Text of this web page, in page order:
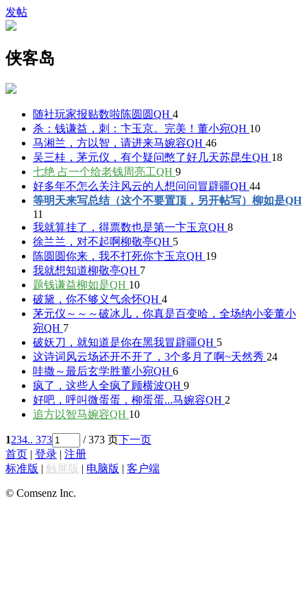
发帖
侠客岛
随社玩家报贴数啦陈圆圆QH 4
杀：钱谦益，刺：卞玉京。完美！ 董小宛QH 10
马湘兰，方以智，请进来马婉容QH 46
吴三桂，茅元仪，有个疑问憋了好几天苏昆生QH 18
七绝 占一个给老钱周亮工QH 9
好多年不怎么关注风云的人想问问 冒辟疆QH 44
等明天来写总结（这个不要置顶，另开帖写） 柳如是QH
11
我就算挂了，得票数也是第一卞玉京QH 8
徐兰兰，对不起啊柳敬亭QH 5
陈圆圆你来，我不打死你卞玉京QH 19
我就想知道柳敬亭QH 7
题钱谦益柳如是QH 10
破黛，你不够义气余怀QH 4
茅元仪～～～破冰儿，你真是百变哈，全场纳小妾董小
宛QH 7
破妖刀，就知道是你在黑我冒辟疆QH 5
这诗词风云场还开不开了，3个多月了啊~天然秀 24
哇撒～最后玄学胜董小宛QH 6
疯了，这些人全疯了 顾横波QH 9
好吧，呼叫微蛋蛋，柳蛋蛋...马婉容QH 2
追方以智马婉容QH 10
1234.. 373 / 373 页下一页
首页 | 登录 | 注册
标准版 | 触屏版 | 电脑版 | 客户端
© Comsenz Inc.